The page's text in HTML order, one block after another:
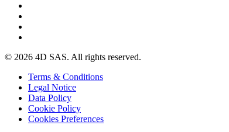
© 2026 4D SAS. All rights reserved.
Terms & Conditions
Legal Notice
Data Policy
Cookie Policy
Cookies Preferences